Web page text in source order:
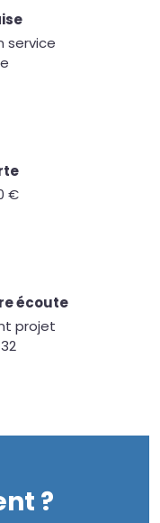
service
€
écoute
projet
?